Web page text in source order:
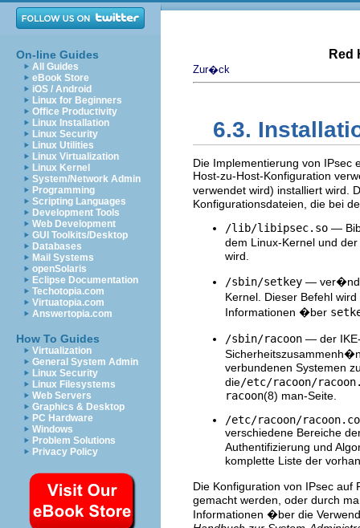
On-line Guides
All Guides
eBook Store
iOS / Android
Linux for Beginners
Office Productivity
Linux Installation
Linux Security
Linux Utilities
Linux Virtualization
Linux Kernel
System/Network Admin
Programming
Scripting Languages
Development Tools
Web Development
GUI Toolkits/Desktop
Databases
Mail Systems
openSolaris
Eclipse Documentation
Techotopia.com
Virtuatopia.com
Answertopia.com
How To Guides
Virtualization
General System Admin
Linux Security
Linux Filesystems
Web Servers
Graphics & Desktop
PC Hardware
Windows
Problem Solutions
Privacy Policy
Red
Zur�ck
6.3.
Die Implementierung von IPsec
Host-zu-Host-Konfiguration
verwendet wird) installiert wird.
Konfigurationsdateien, die bei
/lib/libipsec.so —
dem Linux-Kernel und
wird.
/sbin/setkey —
Kernel. Dieser Befehl
Informationen �ber
/sbin/racoon — der
verbundenen Systemen
die/etc/racoon/
racoon(8) man-Seite.
/etc/racoon/
verschiedene Bereiche
Authentifizierung und
komplette Liste der
Die Konfiguration von IPsec
gemacht werden, oder durch
Informationen �ber die